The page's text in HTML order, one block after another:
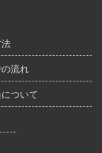
流れ
ついて